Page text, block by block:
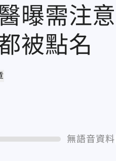
曝需注
被點名
無語音資料